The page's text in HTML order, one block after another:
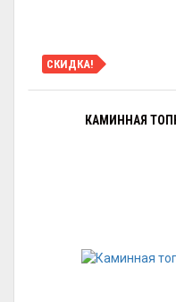
СКИДКА!
КАМИННАЯ